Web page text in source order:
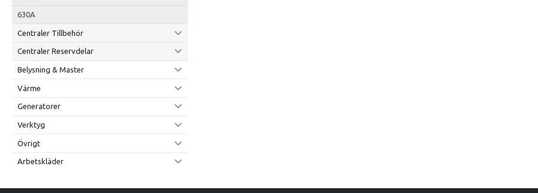
630A
Centraler Tillbehör
Centraler Reservdelar
Belysning & Master
Värme
Generatorer
Verktyg
Övrigt
Arbetskläder